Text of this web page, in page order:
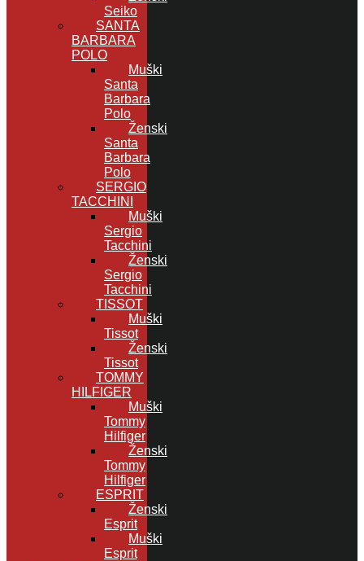
Seiko
SANTA
BARBARA
POLO
Muški
Santa
Barbara
Polo
Ženski
Santa
Barbara
Polo
SERGIO
TACCHINI
Muški
Sergio
Tacchini
Ženski
Sergio
Tacchini
TISSOT
Muški
Tissot
Ženski
Tissot
TOMMY
HILFIGER
Muški
Tommy
Hilfiger
Ženski
Tommy
Hilfiger
ESPRIT
Ženski
Esprit
Muški
Esprit